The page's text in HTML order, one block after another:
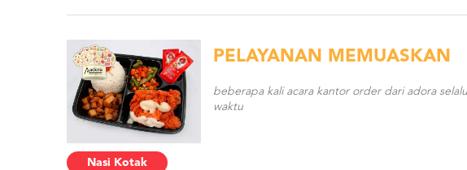
Nasi Kotak
PELAYANAN MEMUASKAN
beberapa kali acara kantor order dari adora
waktu